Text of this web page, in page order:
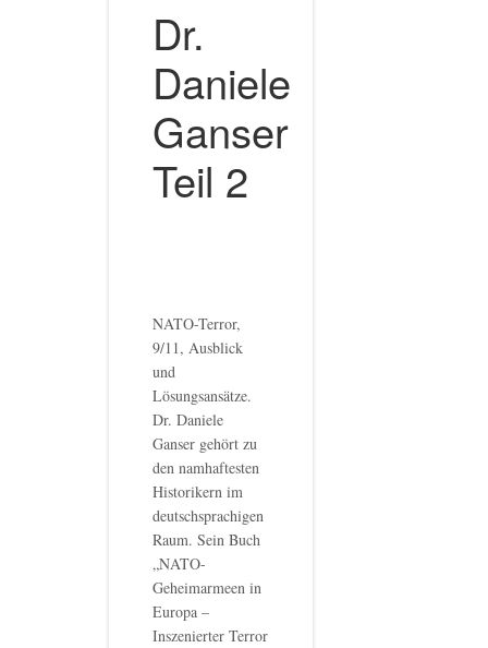
Dr.
Daniele
Ganser
Teil 2
NATO-Terror,
9/11, Ausblick
und
Lösungsansätze.
Dr. Daniele
Ganser gehört zu
den namhaftesten
Historikern im
deutschsprachigen
Raum. Sein Buch
„NATO-
Geheimarmeen in
Europa –
Inszenierter Terror